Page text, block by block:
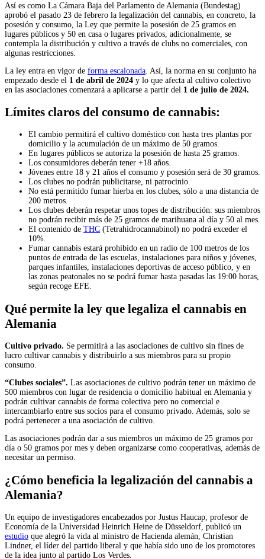
Así es como La Cámara Baja del Parlamento de Alemania (Bundestag)
aprobó el pasado 23 de febrero la legalización del cannabis, en concreto, la
posesión y consumo, la Ley que permite la posesión de 25 gramos en
lugares públicos y 50 en casa o lugares privados, adicionalmente, se
contempla la distribución y cultivo a través de clubs no comerciales, con
algunas restricciones.
La ley entra en vigor de forma escalonada . Así, la norma en su conjunto ha
empezado desde el 1 de abril de 2024 y lo que afecta al cultivo colectivo
en las asociaciones comenzará a aplicarse a partir del 1 de julio de 2024.
Límites claros del consumo de cannabis:
El cambio permitirá el cultivo doméstico con hasta tres plantas por
domicilio y la acumulación de un máximo de 50 gramos.
En lugares públicos se autoriza la posesión de hasta 25 gramos.
Los consumidores deberán tener +18 años.
Jóvenes entre 18 y 21 años el consumo y posesión será de 30 gramos.
Los clubes no podrán publicitarse, ni patrocinio.
No está permitido fumar hierba en los clubes, sólo a una distancia de
200 metros.
Los clubes deberán respetar unos topes de distribución: sus miembros
no podrán recibir más de 25 gramos de marihuana al día y 50 al mes.
El contenido de THC (Tetrahidrocannabinol) no podrá exceder el
10%.
Fumar cannabis estará prohibido en un radio de 100 metros de los
puntos de entrada de las escuelas, instalaciones para niños y jóvenes,
parques infantiles, instalaciones deportivas de acceso público, y en
las zonas peatonales no se podrá fumar hasta pasadas las 19:00 horas,
según recoge EFE.
Qué permite la ley que legaliza el cannabis en
Alemania
Cultivo privado. Se permitirá a las asociaciones de cultivo sin fines de
lucro cultivar cannabis y distribuirlo a sus miembros para su propio
consumo.
“Clubes sociales”. Las asociaciones de cultivo podrán tener un máximo de
500 miembros con lugar de residencia o domicilio habitual en Alemania y
podrán cultivar cannabis de forma colectiva pero no comercial e
intercambiarlo entre sus socios para el consumo privado. Además, solo se
podrá pertenecer a una asociación de cultivo.
Las asociaciones podrán dar a sus miembros un máximo de 25 gramos por
día o 50 gramos por mes y deben organizarse como cooperativas, además de
necesitar un permiso.
¿Cómo beneficia la legalización del cannabis a
Alemania?
Un equipo de investigadores encabezados por Justus Haucap, profesor de
Economía de la Universidad Heinrich Heine de Düsseldorf, publicó un
estudio que alegró la vida al ministro de Hacienda alemán, Christian
Lindner, el líder del partido liberal y que había sido uno de los promotores
de la idea junto al partido Los Verdes.